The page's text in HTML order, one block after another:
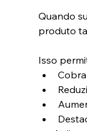
Quando
produto
Isso